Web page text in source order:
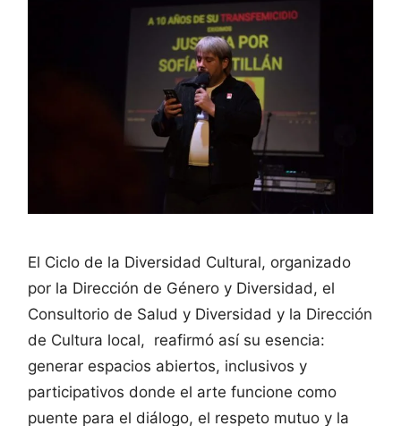
El Ciclo de la Diversidad Cultural, organizado
por la Dirección de Género y Diversidad, el
Consultorio de Salud y Diversidad y la Dirección
de Cultura local, reafirmó así su esencia:
generar espacios abiertos, inclusivos y
participativos donde el arte funcione como
puente para el diálogo, el respeto mutuo y la